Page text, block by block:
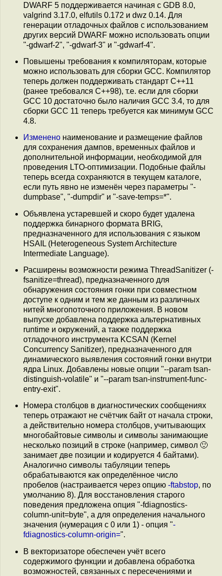
DWARF 5 поддерживается начиная с GDB 8.0,
valgrind 3.17.0, elfutils 0.172 и dwz 0.14. Для
генерации отладочных файлов с использованием
других версий DWARF можно использовать опции
"-gdwarf-2", "-gdwarf-3" и "-gdwarf-4".
Повышены требования к компиляторам, которые
можно использовать для сборки GCC. Компилятор
теперь должен поддерживать стандарт C++11
(ранее требовался C++98), т.е. если для сборки
GCC 10 достаточно было наличия GCC 3.4, то для
сборки GCC 11 теперь требуется как минимум GCC
4.8.
Изменено наименование и размещение файлов
для сохранения дампов, временных файлов и
дополнительной информации, необходимой для
проведения LTO-оптимизации. Подобные файлы
теперь всегда сохраняются в текущем каталоге,
если путь явно не изменён через параметры "-
dumpbase", "-dumpdir" и "-save-temps=*".
Объявлена устаревшей и скоро будет удалена
поддержка бинарного формата BRIG,
предназначенного для использования с языком
HSAIL (Heterogeneous System Architecture
Intermediate Language).
Расширены возможности режима ThreadSanitizer (-
fsanitize=thread), предназначенного для
обнаружения состояния гонки при совместном
доступе к одним и тем же данным из различных
нитей многопоточного приложения. В новом
выпуске добавлена поддержка альтернативных
runtime и окружений, а также поддержка
отладочного инструмента KCSAN (Kernel
Concurrency Sanitizer), предназначенного для
динамического выявления состояний гонки внутри
ядра Linux. Добавлены новые опции "--param tsan-
distinguish-volatile" и "--param tsan-instrument-func-
entry-exit".
Номера столбцов в диагностических сообщениях
теперь отражают не счётчик байт от начала строки,
а действительно номера столбцов, учитывающих
многобайтовые символы и символы занимающие
несколько позиций в строке (например, символ 🙂
занимает две позиции и кодируется 4 байтами).
Аналогично символы табуляции теперь
обрабатываются как определённое число
пробелов (настраивается через опцию -ftabstop, по
умолчанию 8). Для восстановления старого
поведения предложена опция "-fdiagnostics-
column-unit=byte", а для определения начального
значения (нумерация с 0 или 1) - опция "-
fdiagnostics-column-origin=".
В векторизаторе обеспечен учёт всего
содержимого функции и добавлена обработка
возможностей, связанных с пересечениями и